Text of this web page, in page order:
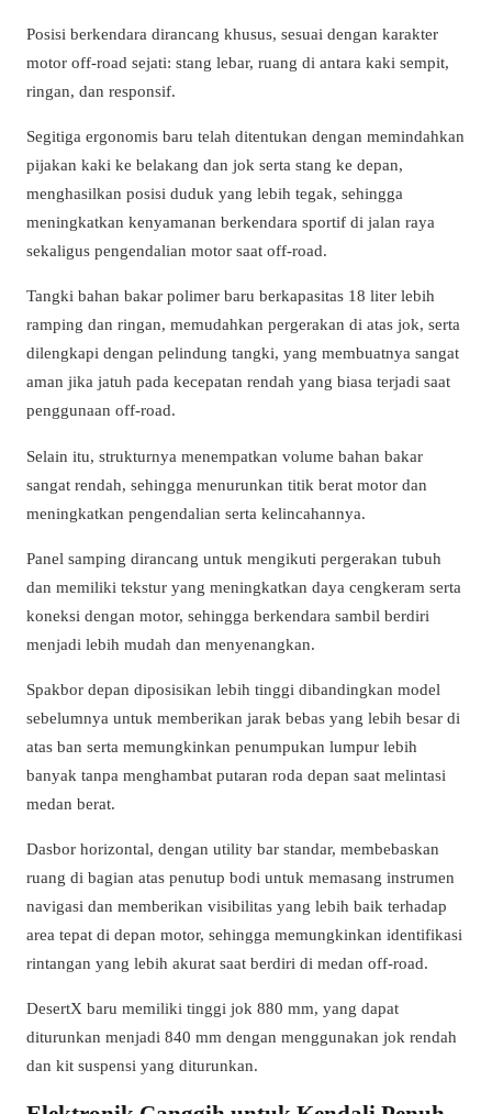
Posisi berkendara dirancang khusus, sesuai dengan karakter
motor off-road sejati: stang lebar, ruang di antara kaki sempit,
ringan, dan responsif.
Segitiga ergonomis baru telah ditentukan dengan memindahkan
pijakan kaki ke belakang dan jok serta stang ke depan,
menghasilkan posisi duduk yang lebih tegak, sehingga
meningkatkan kenyamanan berkendara sportif di jalan raya
sekaligus pengendalian motor saat off-road.
Tangki bahan bakar polimer baru berkapasitas 18 liter lebih
ramping dan ringan, memudahkan pergerakan di atas jok, serta
dilengkapi dengan pelindung tangki, yang membuatnya sangat
aman jika jatuh pada kecepatan rendah yang biasa terjadi saat
penggunaan off-road.
Selain itu, strukturnya menempatkan volume bahan bakar
sangat rendah, sehingga menurunkan titik berat motor dan
meningkatkan pengendalian serta kelincahannya.
Panel samping dirancang untuk mengikuti pergerakan tubuh
dan memiliki tekstur yang meningkatkan daya cengkeram serta
koneksi dengan motor, sehingga berkendara sambil berdiri
menjadi lebih mudah dan menyenangkan.
Spakbor depan diposisikan lebih tinggi dibandingkan model
sebelumnya untuk memberikan jarak bebas yang lebih besar di
atas ban serta memungkinkan penumpukan lumpur lebih
banyak tanpa menghambat putaran roda depan saat melintasi
medan berat.
Dasbor horizontal, dengan utility bar standar, membebaskan
ruang di bagian atas penutup bodi untuk memasang instrumen
navigasi dan memberikan visibilitas yang lebih baik terhadap
area tepat di depan motor, sehingga memungkinkan identifikasi
rintangan yang lebih akurat saat berdiri di medan off-road.
DesertX baru memiliki tinggi jok 880 mm, yang dapat
diturunkan menjadi 840 mm dengan menggunakan jok rendah
dan kit suspensi yang diturunkan.